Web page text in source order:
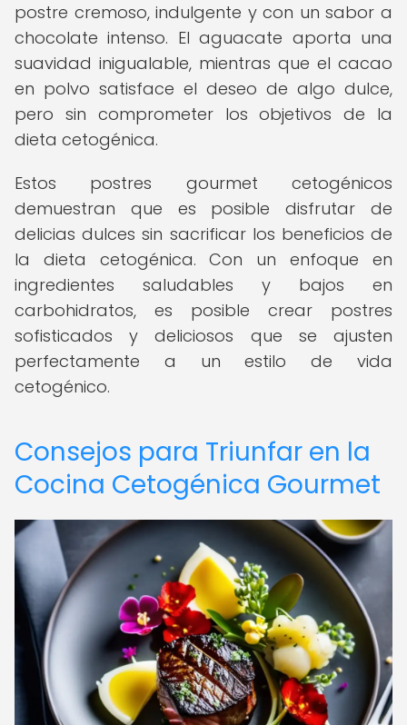
postre cremoso, indulgente y con un sabor a
chocolate intenso. El aguacate aporta una
suavidad inigualable, mientras que el cacao
en polvo satisface el deseo de algo dulce,
pero sin comprometer los objetivos de la
dieta cetogénica.
Estos postres gourmet cetogénicos
demuestran que es posible disfrutar de
delicias dulces sin sacrificar los beneficios de
la dieta cetogénica. Con un enfoque en
ingredientes saludables y bajos en
carbohidratos, es posible crear postres
sofisticados y deliciosos que se ajusten
perfectamente a un estilo de vida
cetogénico.
Consejos para Triunfar en la
Cocina Cetogénica Gourmet